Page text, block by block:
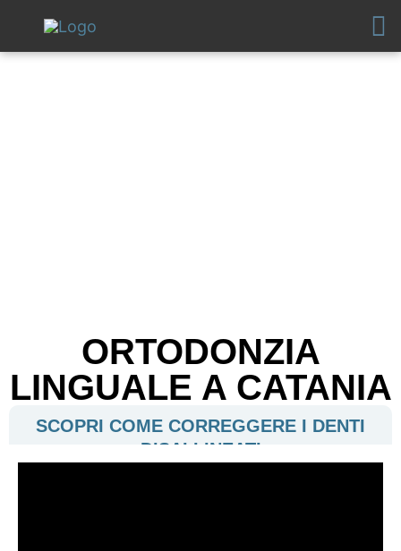
contenuto
ORTODONZIA
LINGUALE A CATANIA
SCOPRI COME CORREGGERE I DENTI
DISALLINEATI